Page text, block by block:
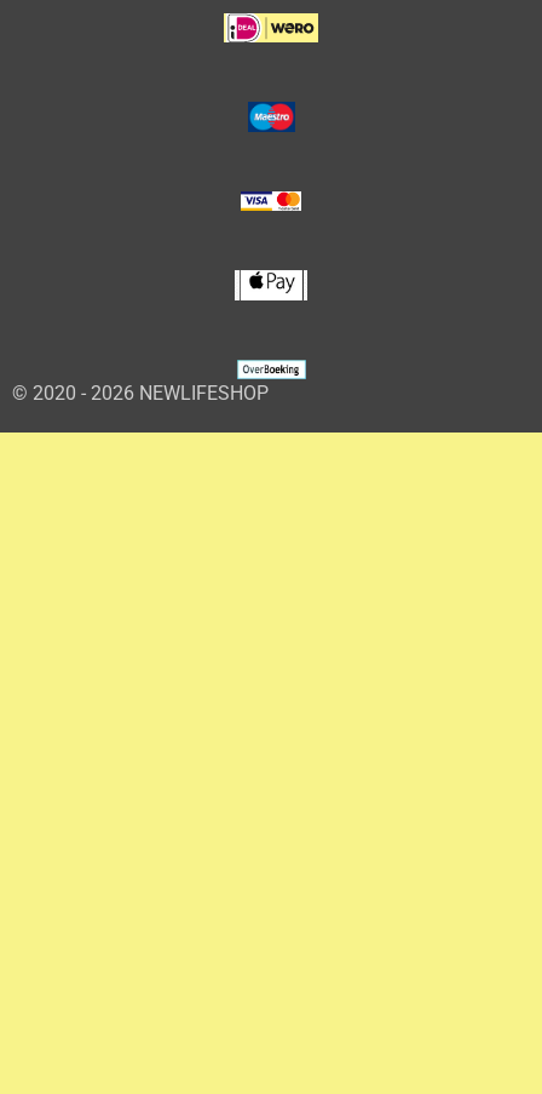
© 2020 - 2026 NEWLIFESHOP